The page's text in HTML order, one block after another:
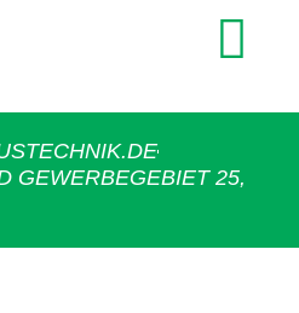
GEWERBEGEBIET 25,